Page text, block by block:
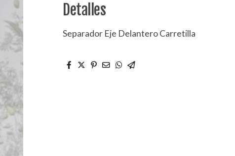
Detalles
Separador Eje Delantero Carretilla